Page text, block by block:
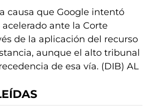
causa que Google intentó
ante la Corte
de la aplicación del recurso
aunque el alto tribunal
de esa vía. (DIB) AL